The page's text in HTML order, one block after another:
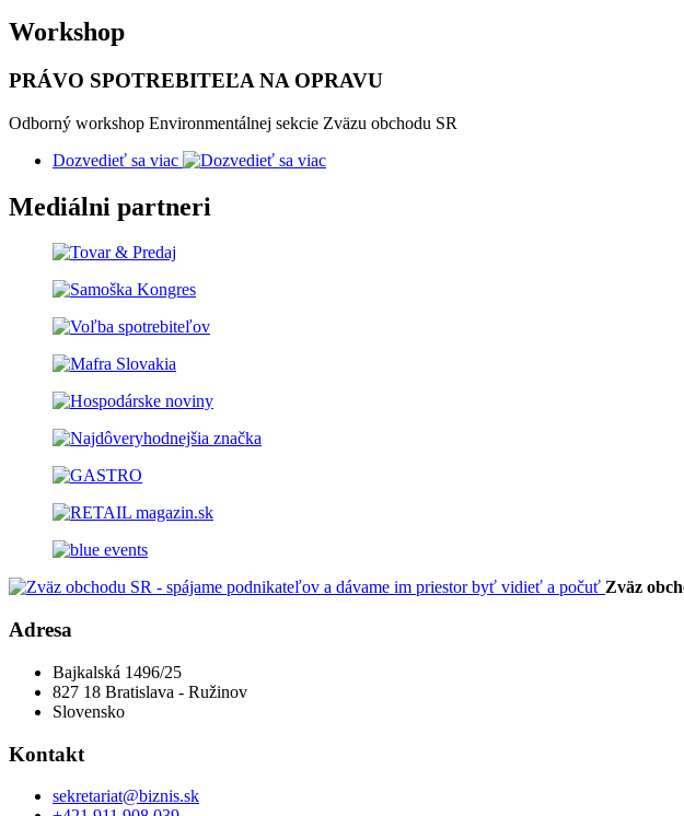
Workshop
PRÁVO SPOTREBITEĽA NA OPRAVU
Odborný workshop Environmentálnej sekcie Zväzu obchodu SR
Dozvedieť sa viac
Mediálni partneri
Zväz
Adresa
Bajkalská 1496/25
827 18 Bratislava - Ružinov
Slovensko
Kontakt
sekretariat@biznis.sk